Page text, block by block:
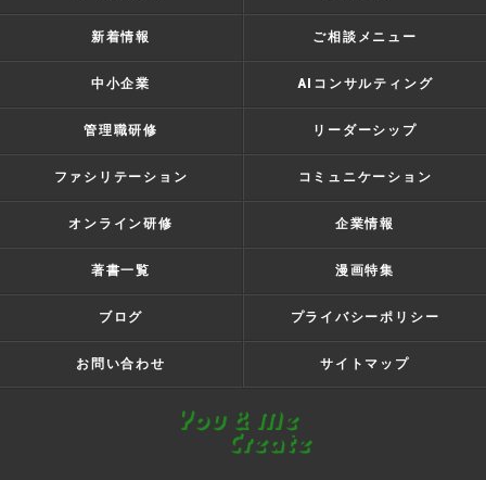
新着情報 ご相談メニュー
中小企業 AIコンサルティング
管理職研修 リーダーシップ
ファシリテーション コミュニケーション
オンライン研修 企業情報
著書一覧 漫画特集
ブログ プライバシーポリシー
お問い合わせ サイトマップ